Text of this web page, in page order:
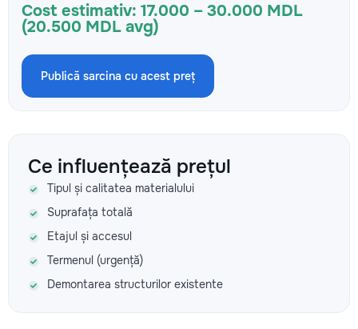
Cost estimativ: 17.000 – 30.000 MDL
(20.500 MDL avg)
Publică sarcina cu acest preț
Ce influențează prețul
Tipul și calitatea materialului
Suprafața totală
Etajul și accesul
Termenul (urgență)
Demontarea structurilor existente